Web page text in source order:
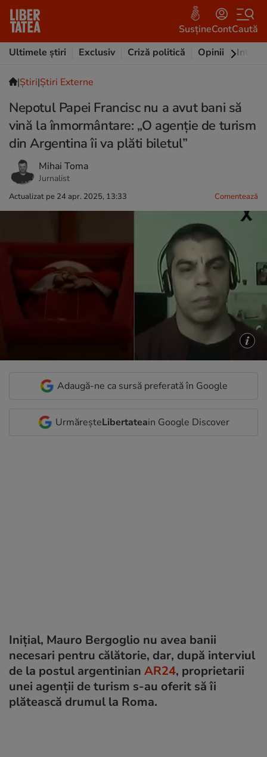
SusțineContCaută
Ultimele știri
Exclusiv Criză politică Opinii
|Ştiri|Știri Externe
Nepotul Papei Francisc nu a avut bani să
vină la înmormântare: „O agenție de turism
din Argentina îi va plăti biletul”
Mihai Toma
Jurnalist
Actualizat pe 24 apr. 2025, 13:33 Comentează
Adaugă-ne ca sursă preferată în Google
UrmăreșteLibertateain Google Discover
Inițial, Mauro Bergoglio nu avea banii
necesari pentru călătorie, dar, după interviul
de la postul argentinian AR24, proprietarii
unei agenții de turism s-au oferit să îi
plătească drumul la Roma.